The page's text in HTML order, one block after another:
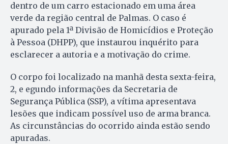
dentro de um carro estacionado em uma área
verde da região central de Palmas. O caso é
apurado pela 1ª Divisão de Homicídios e Proteção
à Pessoa (DHPP), que instaurou inquérito para
esclarecer a autoria e a motivação do crime.
O corpo foi localizado na manhã desta sexta-feira,
2, e egundo informações da Secretaria de
Segurança Pública (SSP), a vítima apresentava
lesões que indicam possível uso de arma branca.
As circunstâncias do ocorrido ainda estão sendo
apuradas.